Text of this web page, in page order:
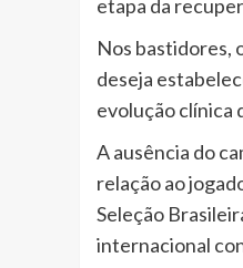
etapa da
Nos bastidores,
deseja
evolução clínica
A ausência do
relação ao
Seleção
internacional